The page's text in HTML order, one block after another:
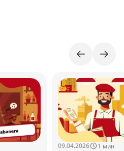
09.04.2026 1 мин